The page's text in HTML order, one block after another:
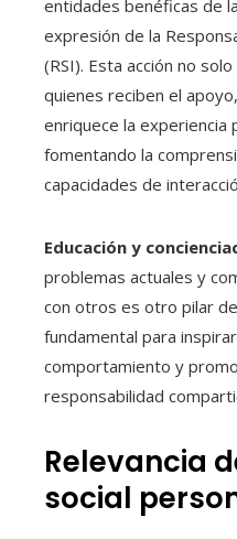
entidades benéficas de
expresión de la
(RSI). Esta acción no
quienes reciben el
enriquece la experiencia
fomentando la
capacidades de
Educación y
problemas actuales y
con otros es otro pilar de
fundamental para
comportamiento y
responsabilidad
Relevancia
social